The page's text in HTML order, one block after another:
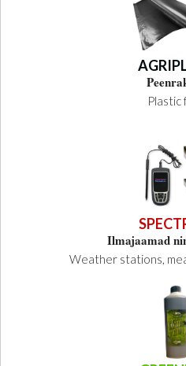
Plastic
Ilmajaamad
Weather stations,